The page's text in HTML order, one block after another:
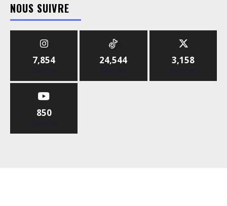
NOUS SUIVRE
7,854
Abonnés
24,544
Abonnés
3,158
Abonnés
850
Abonnés